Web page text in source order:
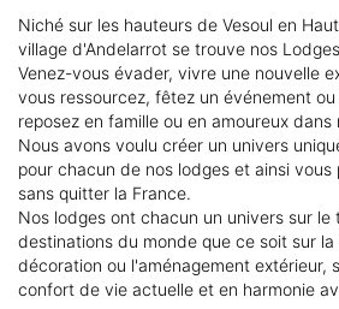
Niché sur les hauteurs de Vesoul en
village d'Andelarrot se trouve nos
Venez-vous évader, vivre une nouvelle
vous ressourcez, fêtez un événement
reposez en famille ou en amoureux
Nous avons voulu créer un univers
pour chacun de nos lodges et ainsi
sans quitter la France.
Nos lodges ont chacun un univers sur le
destinations du monde que ce soit sur
décoration ou l'aménagement extérieur,
confort de vie actuelle et en harmonie